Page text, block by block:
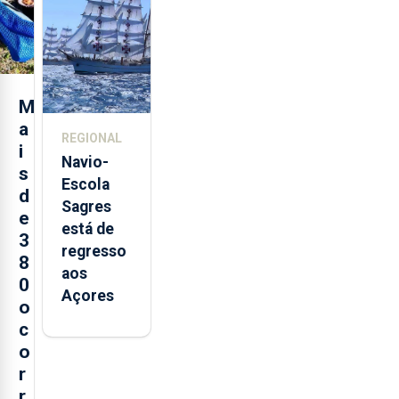
M
a
i
s
d
e
3
8
0
o
c
o
r
loja em
São
Sebastião
e cria 30
postos de
REGIONAL
Navio-
Escola
Sagres
está de
regresso
aos
Açores